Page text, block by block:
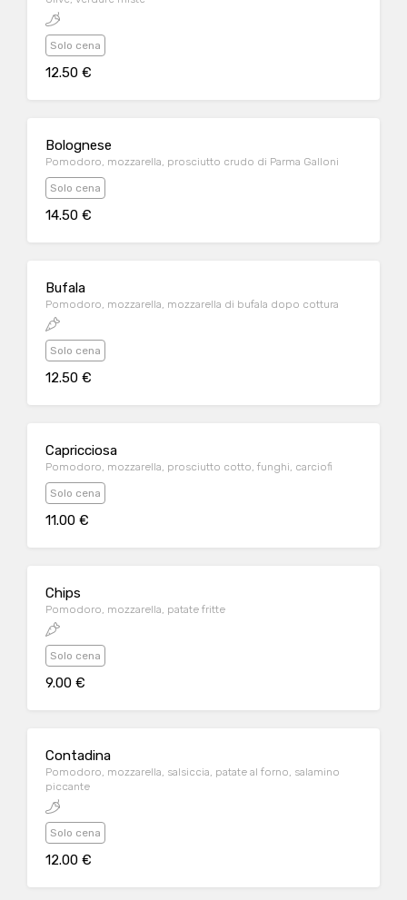
Solo cena
12.50 €
Bolognese
Pomodoro, mozzarella, prosciutto crudo di Parma Galloni
Solo cena
14.50 €
Bufala
Pomodoro, mozzarella, mozzarella di bufala dopo cottura
Solo cena
12.50 €
Capricciosa
Pomodoro, mozzarella, prosciutto cotto, funghi, carciofi
Solo cena
11.00 €
Chips
Pomodoro, mozzarella, patate fritte
Solo cena
9.00 €
Contadina
Pomodoro, mozzarella, salsiccia, patate al forno, salamino
piccante
Solo cena
12.00 €